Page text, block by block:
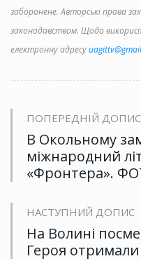
заборонене. Авторські права
законодавством. Щодо
електронну адресу
ПОПЕРЕДНІЙ ДОПИС
В Окольному
міжнародний
«Фронтера».
НАСТУПНИЙ ДОПИС
На Волині
Героя